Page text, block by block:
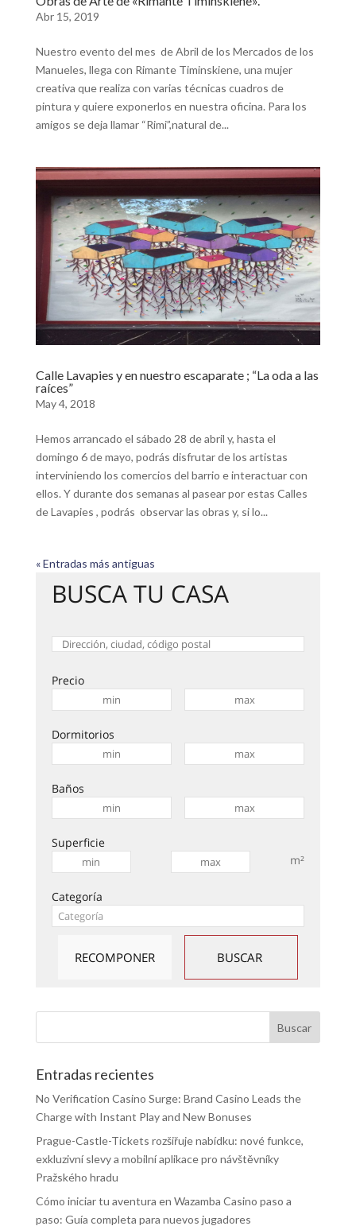
Abr 15, 2019
Nuestro evento del mes de Abril de los Mercados de los
Manueles, llega con Rimante Timinskiene, una mujer
creativa que realiza con varias técnicas cuadros de
pintura y quiere exponerlos en nuestra oficina. Para los
amigos se deja llamar “Rimi”,natural de...
Calle Lavapies y en nuestro escaparate ; “La oda a las
raíces”
May 4, 2018
Hemos arrancado el sábado 28 de abril y, hasta el
domingo 6 de mayo, podrás disfrutar de los artistas
interviniendo los comercios del barrio e interactuar con
ellos. Y durante dos semanas al pasear por estas Calles
de Lavapies , podrás observar las obras y, si lo...
« Entradas más antiguas
BUSCA TU CASA
Precio
Dormitorios
Baños
Superficie
m²
Categoría
Entradas recientes
No Verification Casino Surge: Brand Casino Leads the
Charge with Instant Play and New Bonuses
Prague-Castle-Tickets rozšiřuje nabídku: nové funkce,
exkluzivní slevy a mobilní aplikace pro návštěvníky
Pražského hradu
Cómo iniciar tu aventura en Wazamba Casino paso a
paso: Guía completa para nuevos jugadores